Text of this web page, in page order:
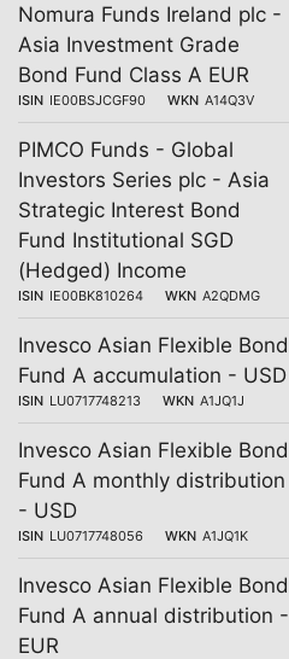
Nomura Funds Ireland plc -
Asia Investment Grade
Bond Fund Class A EUR
ISIN IE00BSJCGF90 WKN A14Q3V
PIMCO Funds - Global
Investors Series plc - Asia
Strategic Interest Bond
Fund Institutional SGD
(Hedged) Income
ISIN IE00BK810264 WKN A2QDMG
Invesco Asian Flexible Bond
Fund A accumulation - USD
ISIN LU0717748213 WKN A1JQ1J
Invesco Asian Flexible Bond
Fund A monthly distribution
- USD
ISIN LU0717748056 WKN A1JQ1K
Invesco Asian Flexible Bond
Fund A annual distribution -
EUR